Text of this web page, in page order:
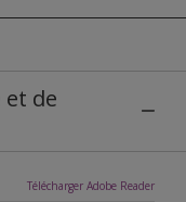
de
Télécharger Adobe Reader